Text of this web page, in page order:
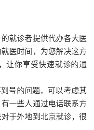
就诊者提供代办各大医
医时间，为您解决这方
让你享受快速就诊的通
号的问题，可以考虑其
一些人通过电话联系方
于外地到北京就诊，很